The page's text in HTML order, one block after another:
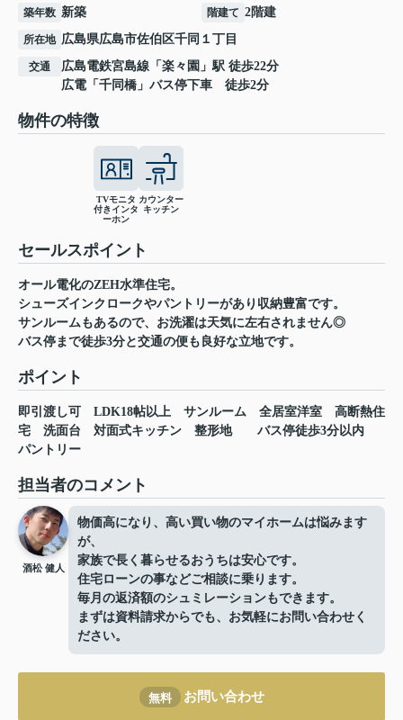
築年数 新築 階建て 2階建
所在地 広島県広島市佐伯区千同 １丁目
交通 広島電鉄宮島線 「 楽々園 」駅 徒歩22分
広電「千同橋」バス停下車 徒歩2分
物件の特徴
TVモニタ
付きインタ
ーホン
カウンター
キッチン
セールスポイント
オール電化のZEH水準住宅。
シューズインクロークやパントリーがあり収納豊富です。
サンルームもあるので、お洗濯は天気に左右されません◎
バス停まで徒歩3分と交通の便も良好な立地です。
ポイント
即引渡し可 LDK18帖以上 サンルーム 全居室洋室
高断熱住
宅
洗面台 対面式キッチン 整形地
バス停徒歩3分以内
パントリー
担当者のコメント
酒松 健人
物価高になり、高い買い物のマイホームは悩みます
が、
家族で長く暮らせるおうちは安心です。
住宅ローンの事などご相談に乗ります。
毎月の返済額のシュミレーションもできます。
まずは資料請求からでも、お気軽にお問い合わせく
ださい。
無料 お問い合わせ